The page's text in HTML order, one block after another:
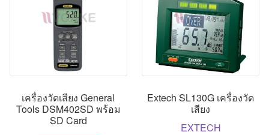
เครื่องวัดเสียง General
Tools DSM402SD พร้อม
SD Card
Extech SL130G เครื่องวัด
เสียง
EXTECH